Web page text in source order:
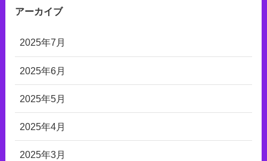
アーカイブ
2025年7月
2025年6月
2025年5月
2025年4月
2025年3月